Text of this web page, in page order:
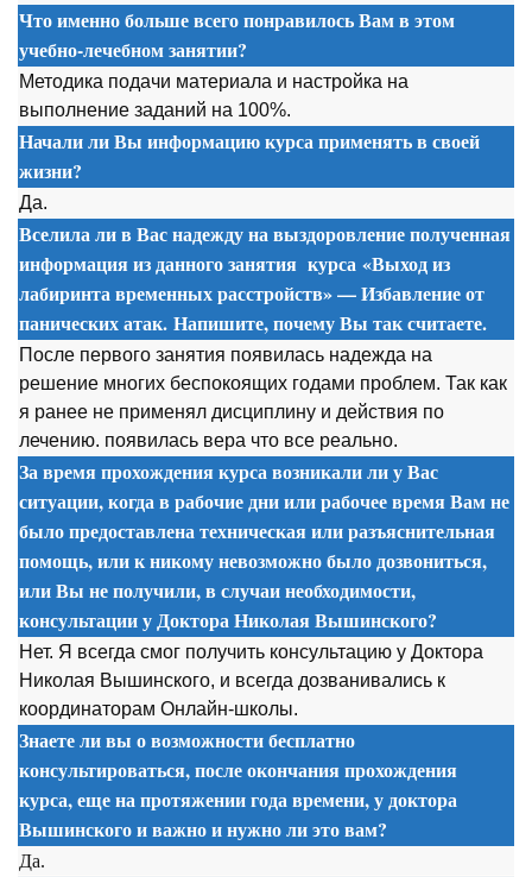
Что именно больше всего понравилось Вам в этом
учебно-лечебном занятии?
Методика подачи материала и настройка на
выполнение заданий на 100%.
Начали ли Вы информацию курса применять в своей
жизни?
Да.
Вселила ли в Вас надежду на выздоровление полученная
информация из данного занятия курса «Выход из
лабиринта временных расстройств» — Избавление от
панических атак. Напишите, почему Вы так считаете.
После первого занятия появилась надежда на
решение многих беспокоящих годами проблем. Так как
я ранее не применял дисциплину и действия по
лечению. появилась вера что все реально.
За время прохождения курса возникали ли у Вас
ситуации, когда в рабочие дни или рабочее время Вам не
было предоставлена техническая или разъяснительная
помощь, или к никому невозможно было дозвониться,
или Вы не получили, в случаи необходимости,
консультации у Доктора Николая Вышинского?
Нет. Я всегда cмог получить консультацию у Доктора
Николая Вышинского, и всегда дозванивались к
координаторам Онлайн-школы.
Знаете ли вы о возможности бесплатно
консультироваться, после окончания прохождения
курса, еще на протяжении года времени, у доктора
Вышинского и важно и нужно ли это вам?
Да.